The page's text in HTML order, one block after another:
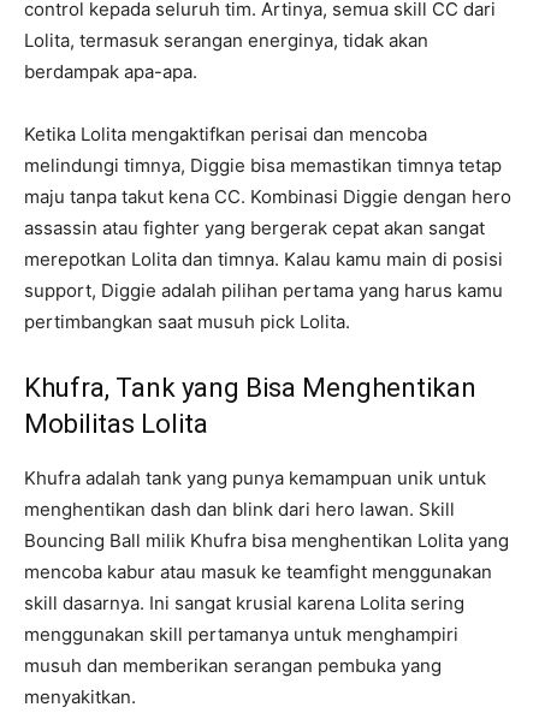
control kepada seluruh tim. Artinya, semua skill CC dari
Lolita, termasuk serangan energinya, tidak akan
berdampak apa-apa.
Ketika Lolita mengaktifkan perisai dan mencoba
melindungi timnya, Diggie bisa memastikan timnya tetap
maju tanpa takut kena CC. Kombinasi Diggie dengan hero
assassin atau fighter yang bergerak cepat akan sangat
merepotkan Lolita dan timnya. Kalau kamu main di posisi
support, Diggie adalah pilihan pertama yang harus kamu
pertimbangkan saat musuh pick Lolita.
Khufra, Tank yang Bisa Menghentikan
Mobilitas Lolita
Khufra adalah tank yang punya kemampuan unik untuk
menghentikan dash dan blink dari hero lawan. Skill
Bouncing Ball milik Khufra bisa menghentikan Lolita yang
mencoba kabur atau masuk ke teamfight menggunakan
skill dasarnya. Ini sangat krusial karena Lolita sering
menggunakan skill pertamanya untuk menghampiri
musuh dan memberikan serangan pembuka yang
menyakitkan.